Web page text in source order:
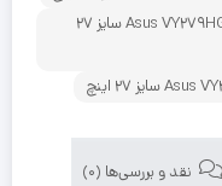
قیمت مانیتور مخصوص بازی ایسوس مدل Asus VY279HGE سایز 27
نقد و بررسی‌ها (0)